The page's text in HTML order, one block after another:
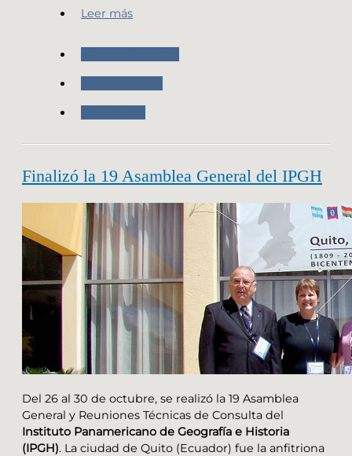
Leer más
Finalizó la 19 Asamblea General del IPGH
Del 26 al 30 de octubre, se realizó la 19 Asamblea
General y Reuniones Técnicas de Consulta del
Instituto Panamericano de Geografía e Historia
(IPGH). La ciudad de Quito (Ecuador) fue la anfitriona